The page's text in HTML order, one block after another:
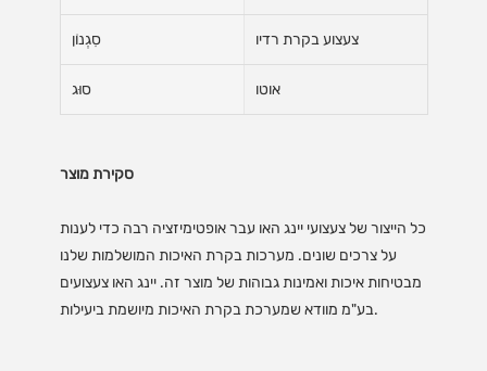
סִגְנוֹן צעצוע בקרת רדיו
סוּג אוטו
סקירת מוצר
כל הייצור של צעצועי יינג האו עבר אופטימיזציה רבה כדי לענות
על צרכים שונים. מערכות בקרת האיכות המושלמות שלנו
מבטיחות איכות ואמינות גבוהות של מוצר זה. יינג האו צעצועים
בע"מ מוודא שמערכת בקרת האיכות מיושמת ביעילות.